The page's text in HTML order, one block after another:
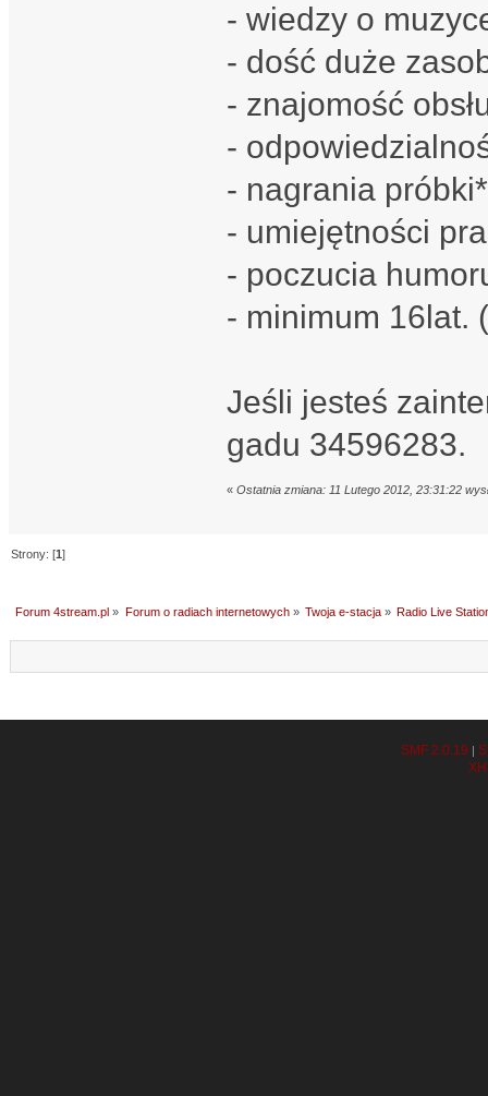
- wiedzy o
- dość duże
- znajomość
-
- nagrania próbki*
- umiejętności
- poczucia
- minimum 16lat.
Jeśli jesteś
gadu 34596283.
« Ostatnia zmiana: 11 Lutego 2012, 23:31:22
Strony: [1]
Forum 4stream.pl » Forum o radiach internetowych» Twoja e-stacja» Radio Live
SMF 2.0.19 |